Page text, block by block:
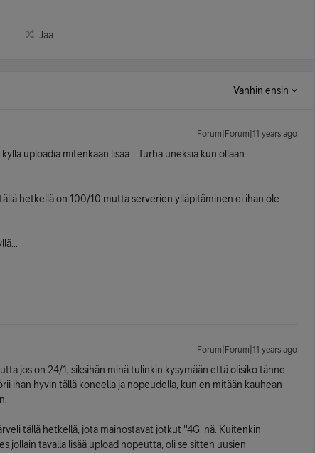
Jaa
Vanhin ensin
Forum|Forum|11 years ago
uploadia mitenkään lisää... Turha uneksia kun ollaan
hetkellä on 100/10 mutta serverien ylläpitäminen ei ihan ole
Forum|Forum|11 years ago
jos on 24/1, siksihän minä tulinkin kysymään että olisiko tänne
ihan hyvin tällä koneella ja nopeudella, kun en mitään kauhean
tällä hetkellä, jota mainostavat jotkut ''4G''nä. Kuitenkin
jollain tavalla lisää upload nopeutta, oli se sitten uusien